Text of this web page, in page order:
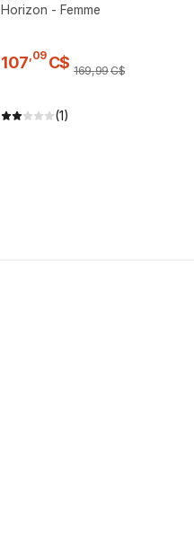
Horizon - Femme
107 09 C$ 169,99C$
(1)